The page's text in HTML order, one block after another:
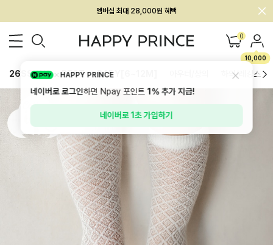
멤버십 최대 28,000원 혜택
0
10,000
26SS 신상 BEST BABY[6~12M] 하의/레깅스
HAPPY PRINCE
네이버로 로그인하면 Npay 포인트1%추가 지급!
네이버로 1초 가입하기